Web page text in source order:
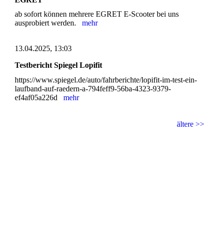
ab sofort können mehrere EGRET E-Scooter bei uns
ausprobiert werden. mehr
13.04.2025, 13:03
Testbericht Spiegel Lopifit
https://www.spiegel.de/auto/fahrberichte/lopifit-im-test-ein-
laufband-auf-raedern-a-794feff9-56ba-4323-9379-
ef4af05a226d mehr
ältere >>